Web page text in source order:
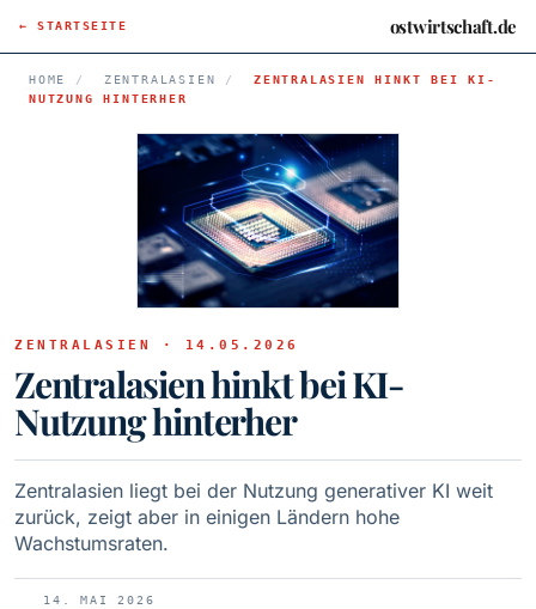
← STARTSEITE ostwirtschaft.de
HOME / ZENTRALASIEN /
ZENTRALASIEN HINKT BEI KI-
NUTZUNG HINTERHER
ZENTRALASIEN · 14.05.2026
Zentralasien hinkt bei KI-
Nutzung hinterher
Zentralasien liegt bei der Nutzung generativer KI weit
zurück, zeigt aber in einigen Ländern hohe
Wachstumsraten.
14. MAI 2026